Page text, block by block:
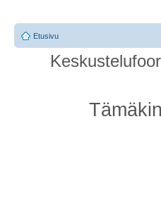
Etusivu